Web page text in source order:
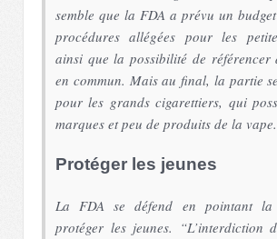
semble que la FDA a prévu un
procédures allégées pour les
ainsi que la possibilité de référencer
en commun. Mais au final, la partie
pour les grands cigarettiers, qui
marques et peu de produits de la vape.
Protéger les jeunes
La FDA se défend en pointant la
protéger les jeunes. “L’interdiction